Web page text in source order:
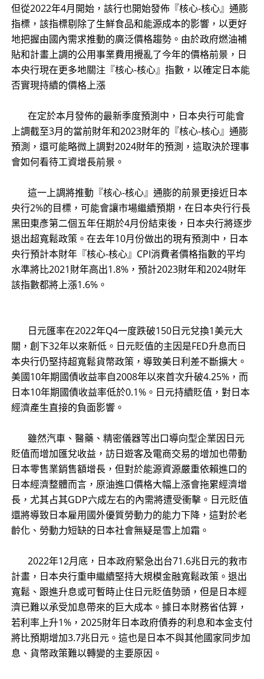
但從2022年4月開始，該行也開始發佈『核心-核心』通膨
指標，該指標剔除了生鮮食品和能源成本的影響，以更好
地把握由國內需求推動的廣泛價格趨勢。由於政府燃油補
貼和計畫上調的公用事業費用攪亂了今年的價格前景，日
本央行現在更多地關注『核心-核心』指數，以確定日本能
否實現持續的價格上漲
在定於本月發佈的最新季度預測中，日本央行可能會
上調截至3月的當前財年和2023財年的『核心-核心』通膨
預測，還可能略微上調對2024財年的預測，這取決於理事
會如何看待工資增長前景。
這一上調將推動『核心-核心』通膨的前景更接近日本
央行2%的目標，可能會讓市場繼續預期，在日本央行行長
黑田東彥第二個五年任期於4月份結束後，日本央行將逐步
退出超寬鬆政策。在去年10月份做出的現有預測中，日本
央行預計本財年『核心-核心』CPI消費者價格指數的平均
水準將比2021財年高出1.8%，預計2023財年和2024財年
該指數都將上漲1.6%。
日元匯率在2022年Q4一度跌破150日元兌換1美元大
關，創下32年以來新低。日元貶值的主因是FED升息而日
本央行仍堅持超寬鬆貨幣政策，導致美日利差不斷擴大。
美國10年期國債收益率自2008年以來首次升破4.25%，而
日本10年期國債收益率低於0.1%。日元持續貶值，對日本
經濟產生直接的負面影響。
雖然汽車、醫藥、精密儀器等出口導向型企業因日元
貶值而增加匯兌收益，訪日遊客及電商交易的增加也帶動
日本零售業銷售額增長，但對於能源資源嚴重依賴進口的
日本經濟整體而言，原油進口價格大幅上漲會拖累經濟增
長，尤其占其GDP六成左右的內需將遭受衝擊。日元貶值
還將導致日本雇用國外優質勞動力的能力下降，這對於老
齡化、勞動力短缺的日本社會無疑是雪上加霜。
2022年12月底，日本政府緊急出台71.6兆日元的救市
計畫，日本央行重申繼續堅持大規模金融寬鬆政策。退出
寬鬆、跟進升息或可暫時止住日元貶值勢頭，但是日本經
濟已難以承受加息帶來的巨大成本。據日本財務省估算，
若利率上升1%，2025財年日本政府債券的利息和本金支付
將比預期增加3.7兆日元。這也是日本不與其他國家同步加
息、貨幣政策難以轉變的主要原因。